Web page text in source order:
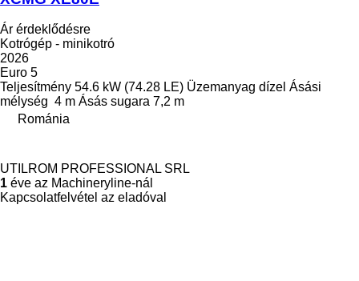
Ár érdeklődésre
Kotrógép - minikotró
2026
Euro 5
Teljesítmény 54.6 kW (74.28 LE) Üzemanyag dízel Ásási
mélység 4 m Ásás sugara 7,2 m
Románia
UTILROM PROFESSIONAL SRL
1 éve az Machineryline-nál
Kapcsolatfelvétel az eladóval